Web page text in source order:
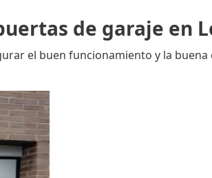
de garaje en
el buen funcionamiento y la